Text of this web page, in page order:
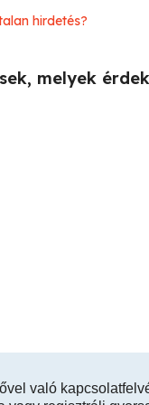
hirdetés?
melyek
való